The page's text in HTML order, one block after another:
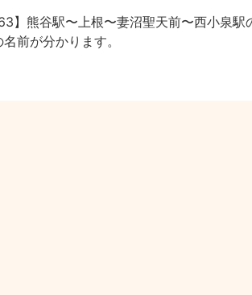
】熊谷駅〜上根〜妻沼聖天前〜西小泉
前が分かります。